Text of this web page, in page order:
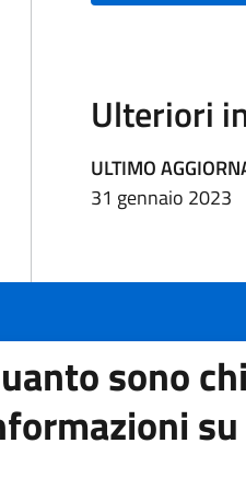
Ulteriori
ULTIMO
31 gennaio 2023
sono